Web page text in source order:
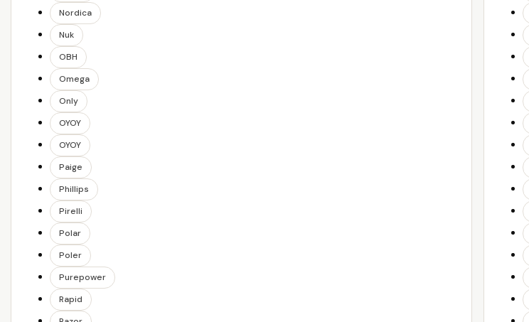
Nordica
Nuk
OBH
Omega
Only
OYOY
OYOY
Paige
Phillips
Pirelli
Polar
Poler
Purepower
Rapid